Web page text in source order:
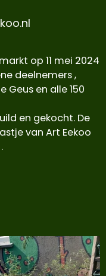
op 11 mei 2024
deelnemers ,
Geus en alle 150
en gekocht. De
van Art Eekoo